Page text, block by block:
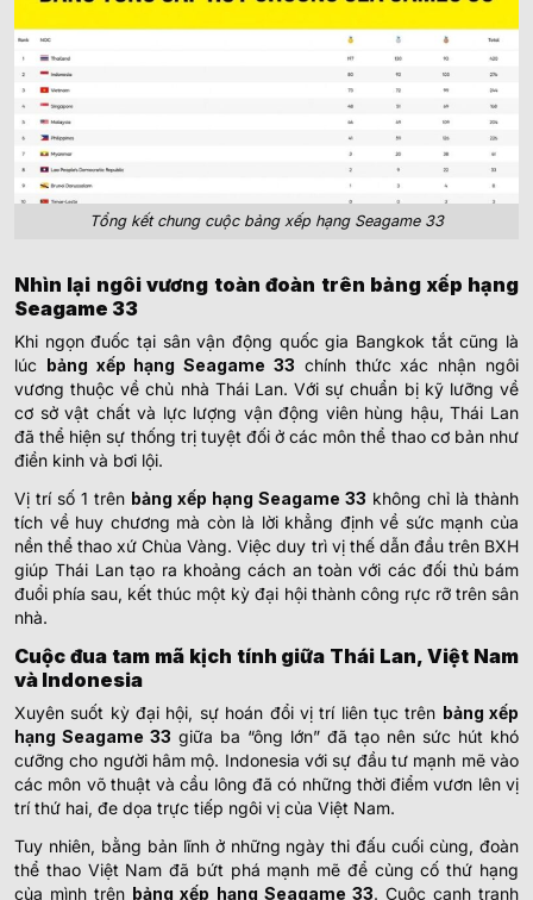
Tổng kết chung cuộc bảng xếp hạng Seagame 33
Nhìn lại ngôi vương toàn đoàn trên bảng xếp hạng
Seagame 33
Khi ngọn đuốc tại sân vận động quốc gia Bangkok tắt cũng là
lúc bảng xếp hạng Seagame 33 chính thức xác nhận ngôi
vương thuộc về chủ nhà Thái Lan. Với sự chuẩn bị kỹ lưỡng về
cơ sở vật chất và lực lượng vận động viên hùng hậu, Thái Lan
đã thể hiện sự thống trị tuyệt đối ở các môn thể thao cơ bản như
điền kinh và bơi lội.
Vị trí số 1 trên bảng xếp hạng Seagame 33 không chỉ là thành
tích về huy chương mà còn là lời khẳng định về sức mạnh của
nền thể thao xứ Chùa Vàng. Việc duy trì vị thế dẫn đầu trên BXH
giúp Thái Lan tạo ra khoảng cách an toàn với các đối thủ bám
đuổi phía sau, kết thúc một kỳ đại hội thành công rực rỡ trên sân
nhà.
Cuộc đua tam mã kịch tính giữa Thái Lan, Việt Nam
và Indonesia
Xuyên suốt kỳ đại hội, sự hoán đổi vị trí liên tục trên bảng xếp
hạng Seagame 33 giữa ba “ông lớn” đã tạo nên sức hút khó
cưỡng cho người hâm mộ. Indonesia với sự đầu tư mạnh mẽ vào
các môn võ thuật và cầu lông đã có những thời điểm vươn lên vị
trí thứ hai, đe dọa trực tiếp ngôi vị của Việt Nam.
Tuy nhiên, bằng bản lĩnh ở những ngày thi đấu cuối cùng, đoàn
thể thao Việt Nam đã bứt phá mạnh mẽ để củng cố thứ hạng
của mình trên bảng xếp hạng Seagame 33. Cuộc cạnh tranh